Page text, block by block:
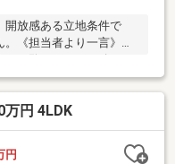
開放感ある立地条件で
《担当者より一言》・
っておりますので、お気
りお待ちしております。
万円 4LDK
円